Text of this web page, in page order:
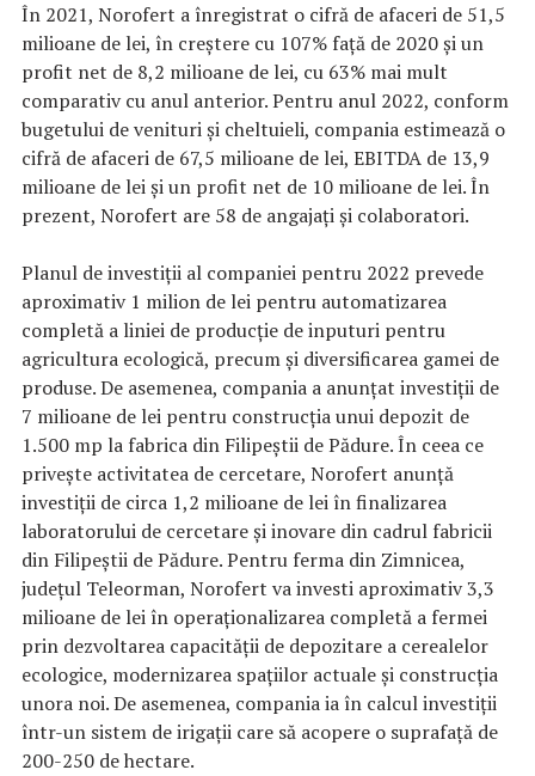
În 2021, Norofert a înregistrat o cifră de afaceri de 51,5
milioane de lei, în creștere cu 107% față de 2020 și un
profit net de 8,2 milioane de lei, cu 63% mai mult
comparativ cu anul anterior. Pentru anul 2022, conform
bugetului de venituri și cheltuieli, compania estimează o
cifră de afaceri de 67,5 milioane de lei, EBITDA de 13,9
milioane de lei și un profit net de 10 milioane de lei. În
prezent, Norofert are 58 de angajați și colaboratori.
Planul de investiții al companiei pentru 2022 prevede
aproximativ 1 milion de lei pentru automatizarea
completă a liniei de producție de inputuri pentru
agricultura ecologică, precum și diversificarea gamei de
produse. De asemenea, compania a anunțat investiții de
7 milioane de lei pentru construcția unui depozit de
1.500 mp la fabrica din Filipeștii de Pădure. În ceea ce
privește activitatea de cercetare, Norofert anunță
investiții de circa 1,2 milioane de lei în finalizarea
laboratorului de cercetare și inovare din cadrul fabricii
din Filipeștii de Pădure. Pentru ferma din Zimnicea,
județul Teleorman, Norofert va investi aproximativ 3,3
milioane de lei în operaționalizarea completă a fermei
prin dezvoltarea capacității de depozitare a cerealelor
ecologice, modernizarea spațiilor actuale și construcția
unora noi. De asemenea, compania ia în calcul investiții
într-un sistem de irigații care să acopere o suprafață de
200-250 de hectare.